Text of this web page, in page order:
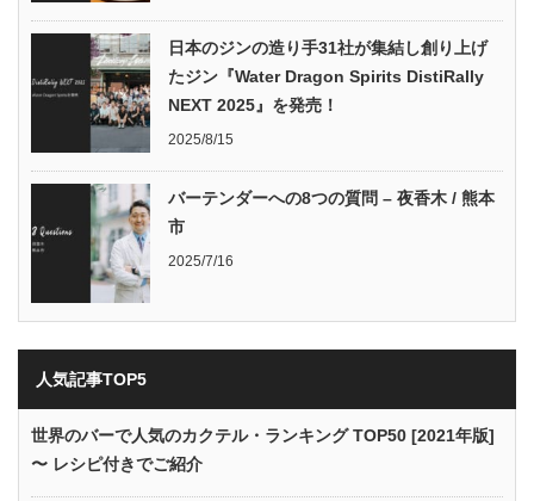
日本のジンの造り手31社が集結し創り上げ
たジン『Water Dragon Spirits DistiRally
NEXT 2025』を発売！
2025/8/15
バーテンダーへの8つの質問 – 夜香木 / 熊本
市
2025/7/16
人気記事TOP5
世界のバーで人気のカクテル・ランキング TOP50 [2021年版]
〜 レシピ付きでご紹介